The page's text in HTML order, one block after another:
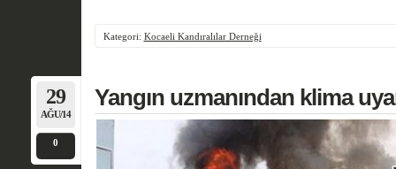
Kategori: Kocaeli Kandıralılar Derneği
29
AĞU/14
0
Yangın uzmanından klima